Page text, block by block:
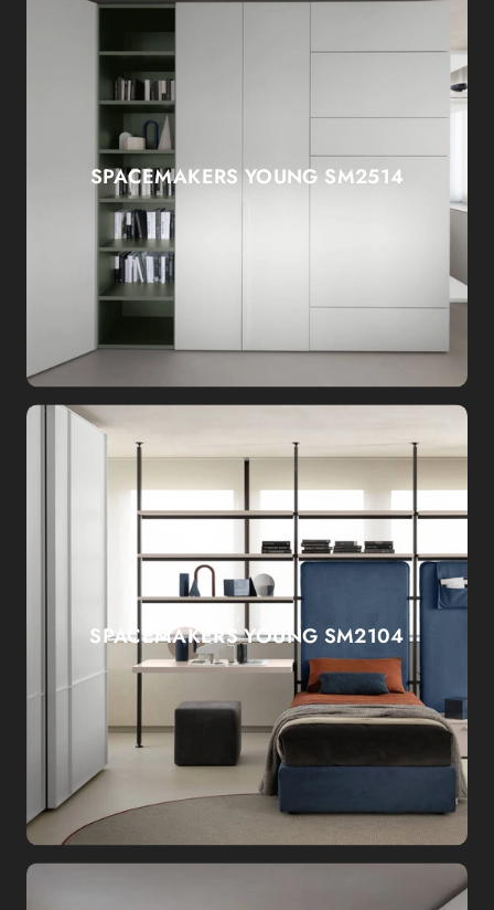
SPACEMAKERS YOUNG SM2514
SPACEMAKERS YOUNG SM2104